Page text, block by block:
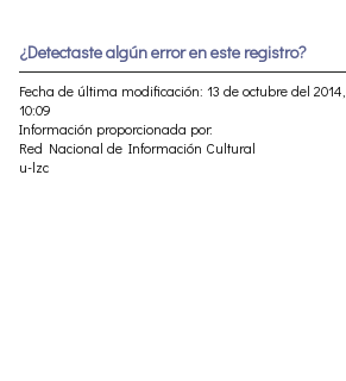
¿Detectaste algún error en este registro?
Fecha de última modificación: 13 de octubre del 2014,
10:09
Información proporcionada por:
Red Nacional de Información Cultural
u-lzc